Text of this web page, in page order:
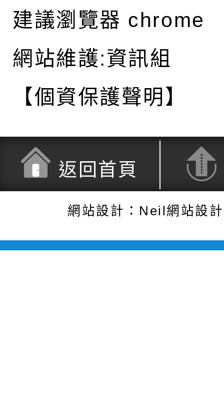
建議瀏覽器 chrome
網站維護:資訊組
【個資保護聲明】
返回首頁
網站設計：Neil網站設